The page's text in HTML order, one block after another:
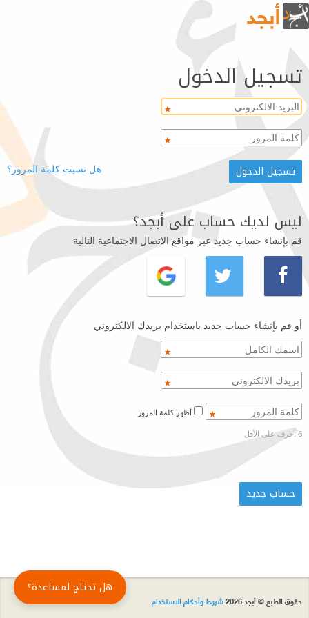
تسجيل الدخول
هل نسيت كلمة المرور؟
ليس لديك حساب على أبجد؟
قم بإنشاء حساب جديد عبر مواقع الاتصال الاجتماعية التالية
أو قم بإنشاء حساب جديد باستخدام بريدك الالكتروني
6 أحرف على الأقل
حقوق الطبع © أبجد 2026 شروط وأحكام الاستخدام
هل تحتاج لمساعدة؟